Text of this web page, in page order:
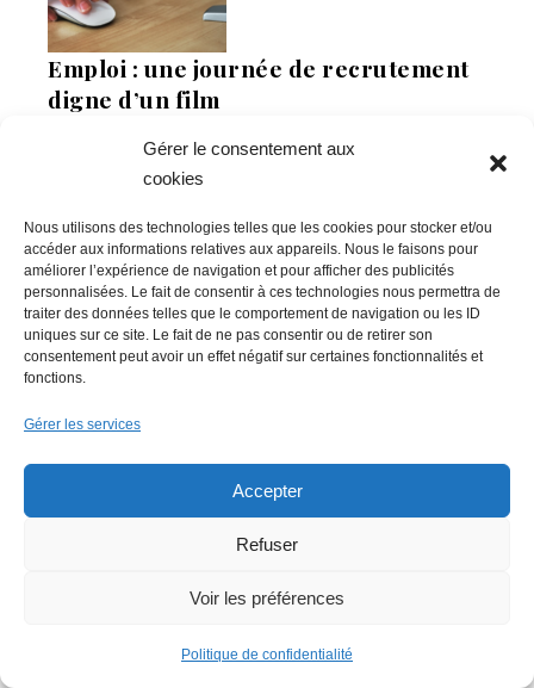
Gérer le consentement aux
cookies
Nous utilisons des technologies telles que les cookies pour stocker et/ou
accéder aux informations relatives aux appareils. Nous le faisons pour
améliorer l’expérience de navigation et pour afficher des publicités
personnalisées. Le fait de consentir à ces technologies nous permettra de
traiter des données telles que le comportement de navigation ou les ID
uniques sur ce site. Le fait de ne pas consentir ou de retirer son
consentement peut avoir un effet négatif sur certaines fonctionnalités et
fonctions.
Gérer les services
Accepter
Refuser
Voir les préférences
Politique de confidentialité
Emploi : une journée de recrutement
digne d’un film
Economie : Wash.ME poursuit son
développement dans la région
La Mer Salée, maison d’édition,
soutenue par 300 citoyens